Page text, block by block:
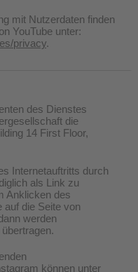
mit Nutzerdaten finden
YouTube unter:
privacy.
des Dienstes
die
14 First Floor,
Internetauftritts durch
als Link zu
Anklicken des
auf die Seite von
werden
können unter